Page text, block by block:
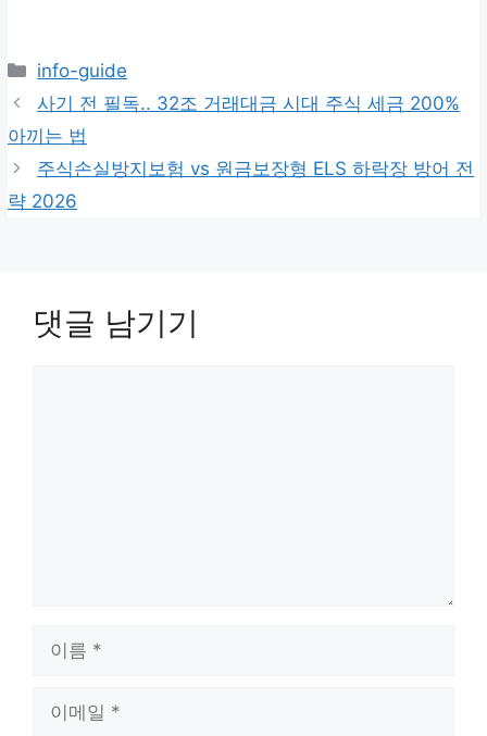
카
테
고
리
info-guide
사기 전 필독.. 32조 거래대금 시대 주식 세금 200%
아끼는 법
주식손실방지보험 vs 원금보장형 ELS 하락장 방어 전
략 2026
댓글 남기기